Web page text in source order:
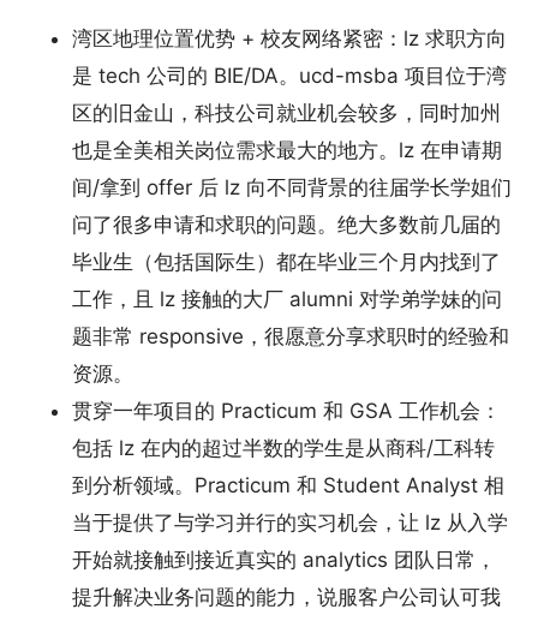
湾区地理位置优势 + 校友网络紧密：lz 求职方向
是 tech 公司的 BIE/DA。ucd-msba 项目位于湾
区的旧金山，科技公司就业机会较多，同时加州
也是全美相关岗位需求最大的地方。lz 在申请期
间/拿到 offer 后 lz 向不同背景的往届学长学姐们
问了很多申请和求职的问题。绝大多数前几届的
毕业生（包括国际生）都在毕业三个月内找到了
工作，且 lz 接触的大厂 alumni 对学弟学妹的问
题非常 responsive，很愿意分享求职时的经验和
资源。
贯穿一年项目的 Practicum 和 GSA 工作机会：
包括 lz 在内的超过半数的学生是从商科/工科转
到分析领域。Practicum 和 Student Analyst 相
当于提供了与学习并行的实习机会，让 lz 从入学
开始就接触到接近真实的 analytics 团队日常，
提升解决业务问题的能力，说服客户公司认可我